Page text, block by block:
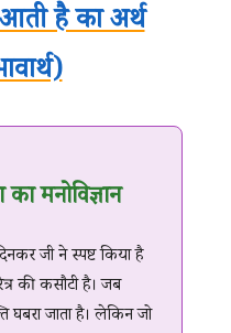
है का अर्थ
मनोविज्ञान
जी ने स्पष्ट किया है
की कसौटी है। जब
घबरा जाता है। लेकिन जो